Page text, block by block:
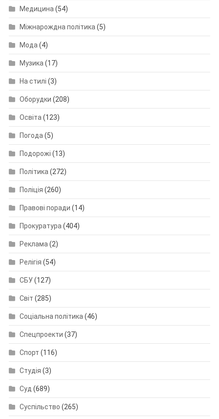
Медицина (54)
Міжнарождна політика (5)
Мода (4)
Музика (17)
На стилі (3)
Оборудки (208)
Освіта (123)
Погода (5)
Подорожі (13)
Політика (272)
Поліція (260)
Правові поради (14)
Прокуратура (404)
Реклама (2)
Релігія (54)
СБУ(127)
Світ (285)
Соціальна політика (46)
Спецпроекти (37)
Спорт (116)
Студія (3)
Суд (689)
Суспільство (265)